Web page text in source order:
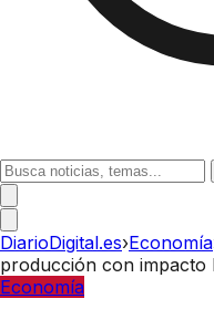
DiarioDigital.es›Economía
producción con impacto
Economía